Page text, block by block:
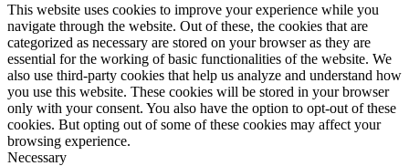
This website uses cookies to improve your experience while you
navigate through the website. Out of these, the cookies that are
categorized as necessary are stored on your browser as they are
essential for the working of basic functionalities of the website. We
also use third-party cookies that help us analyze and understand how
you use this website. These cookies will be stored in your browser
only with your consent. You also have the option to opt-out of these
cookies. But opting out of some of these cookies may affect your
browsing experience.
Necessary